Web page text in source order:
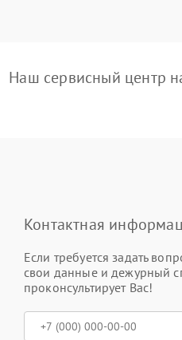
Наш сервисный центр
Контактная
Если требуется задать
свои данные и дежурный
проконсультирует Вас!